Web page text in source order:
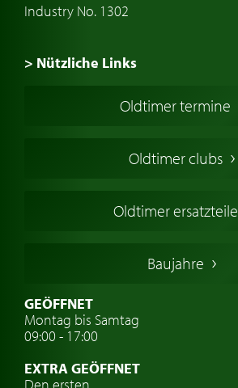
Industry No. 1302
> Nützliche Links
Oldtimers in Europa
Englische Oldtimer
Deutsche Oldtimer
Schwedische Oldtimer
Oldtimer mit h-kennzeichen
Auto Oldtimer Markt
Oldtimer-Versicherung
Oldtimer termine
Oldtimer clubs
Oldtimer ersatzteile
Baujahre
GEÖFFNET
Montag bis Samtag
09:00 - 17:00
EXTRA GEÖFFNET
Den ersten